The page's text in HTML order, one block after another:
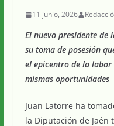
11 junio, 2026
El nuevo presidente de
su toma de posesión
el epicentro de la
mismas oportunidades
Juan Latorre ha
la Diputación de Jaén